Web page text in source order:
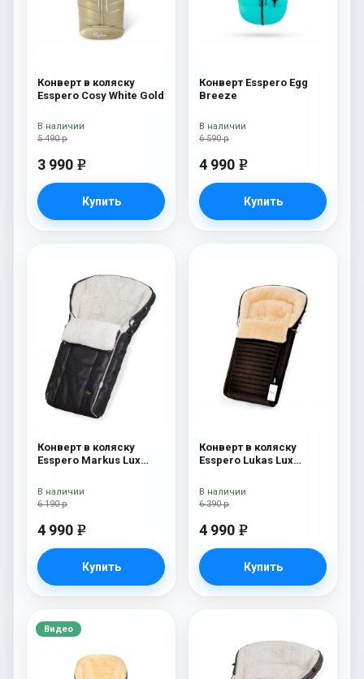
Конверт в коляску
Esspero Cosy White Gold
5 490 р
3 990 e
Купить
В наличии
Конверт Esspero Egg
Breeze
6 590 р
4 990 e
Купить
В наличии
Конверт в коляску
Esspero Markus Lux
овечья шерсть) Black
6 190 р
4 990 e
Купить
В наличии
Конверт в коляску
Esspero Lukas Lux
шерсть) Brown
6 390 р
4 990 e
Купить
В наличии
Видео